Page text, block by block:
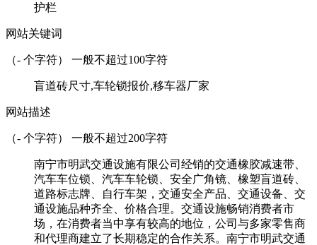
护栏
网站关键词
（- 个字符） 一般不超过100字符
盲道砖尺寸,车轮锁报价,移车器厂家
网站描述
（- 个字符） 一般不超过200字符
南宁市明武交通设施有限公司经销的交通橡胶减速带、
汽车车位锁、汽车车轮锁、安全广角镜、橡塑盲道砖、
道路标志牌、自行车架，交通安全产品、交通设备、交
通设施品种齐全、价格合理。交通设施畅销消费者市
场，在消费者当中享有较高的地位，公司与多家零售商
和代理商建立了长期稳定的合作关系。南宁市明武交通